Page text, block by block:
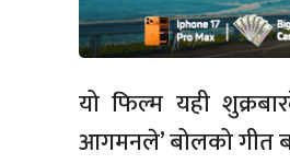
यो फिल्म यही
आगमनले’ बोलको गीत